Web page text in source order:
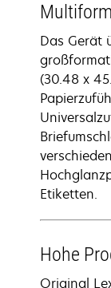
Das Gerät
(30.48 x
Etiketten.
Hohe
Original